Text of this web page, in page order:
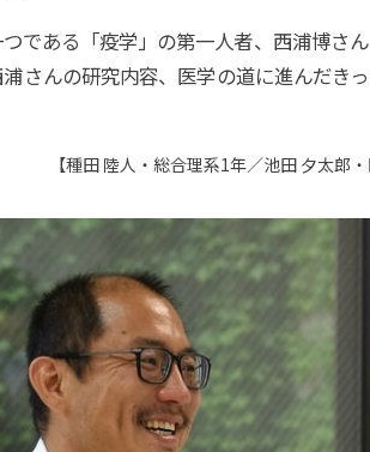
である「疫学」の第一人者、西浦博さ
さんの研究内容、医学の道に進んだき
【種田 陸人・総合理系1年／池田 夕太郎